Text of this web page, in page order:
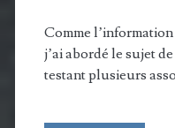
Comme
j’ai abordé le sujet
testant plusieurs